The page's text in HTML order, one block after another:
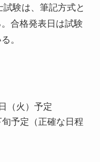
験は、筆記方式と
合格発表日は試験
。
（火）予定
予定（正確な日程